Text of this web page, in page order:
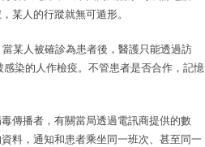
某人的行蹤就無可遁形。
某人被確診為患者後，醫護只能透過訪
染的人作檢疫。不管患者是否合作，記憶
傳播者，有關當局透過電訊商提供的數
料，通知和患者乘坐同一班次、甚至同一